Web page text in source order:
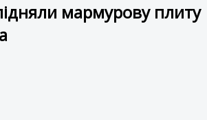
мармурову плиту